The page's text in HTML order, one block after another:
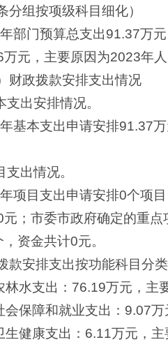
分组按项级科目细化）
部门预算总支出91.37万
元，主要原因为2023年
财政拨款安排支出情况
支出安排情况。
基本支出申请安排91.37
支出情况。
项目支出申请安排0个项
元；市委市政府确定的重
资金共计0元。
款安排支出按功能科目分
林水支出：76.19万元，主
会保障和就业支出：9.07
生健康支出：6.11万元，